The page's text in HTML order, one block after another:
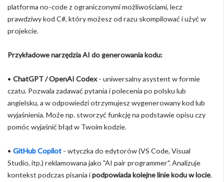
platforma no-code z ograniczonymi możliwościami, lecz
prawdziwy kod C#, który możesz od razu skompilować i użyć w
projekcie.
Przykładowe narzędzia AI do generowania kodu:
• ChatGPT / OpenAI Codex- uniwersalny asystent w formie
czatu. Pozwala zadawać pytania i polecenia po polsku lub
angielsku, a w odpowiedzi otrzymujesz wygenerowany kod lub
wyjaśnienia. Może np. stworzyć funkcję na podstawie opisu czy
pomóc wyjaśnić błąd w Twoim kodzie.
• GitHub Copilot - wtyczka do edytorów (VS Code, Visual
Studio, itp.) reklamowana jako "AI pair programmer". Analizuje
kontekst podczas pisania ipodpowiada kolejne linie kodu w locie.